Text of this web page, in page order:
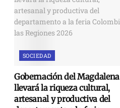
SOCIEDAD
Gobernación del Magdalena
llevará la riqueza cultural,
artesanal y productiva del